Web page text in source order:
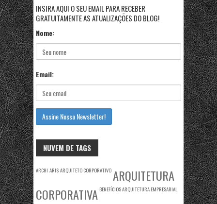
INSIRA AQUI O SEU EMAIL PARA RECEBER
GRATUITAMENTE AS ATUALIZAÇÕES DO BLOG!
Nome:
Email:
NUVEM DE TAGS
ARCHI ARISARQUITETO CORPORATIVOARQUITETURA
CORPORATIVA BENEFÍCIOS ARQUITETURA EMPRESARIAL